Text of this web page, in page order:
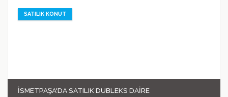
SATILIK KONUT
İSMETPAŞA'DA SATILIK DUBLEKS DAİRE